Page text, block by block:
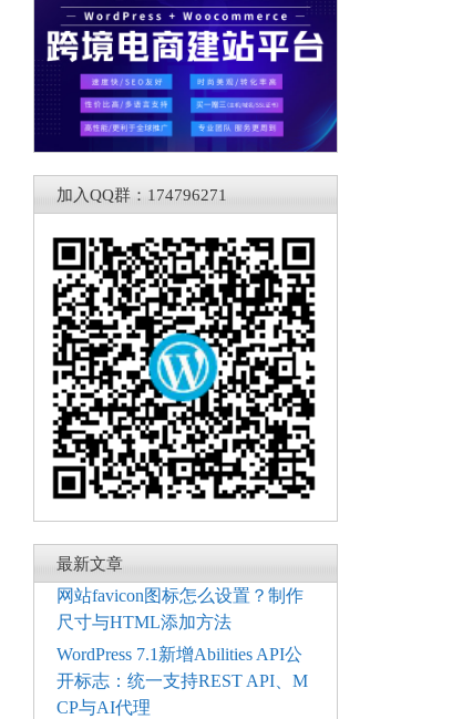
加入QQ群：174796271
最新文章
网站favicon图标怎么设置？制作
尺寸与HTML添加方法
WordPress 7.1新增Abilities API公
开标志：统一支持REST API、M
CP与AI代理